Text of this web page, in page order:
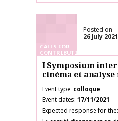
CALLS FOR
CONTRIBUTIONS
Posted on
26 July 2021
I Symposium
cinéma et
Event type colloque
Event dates 17/11/2021
Expected response for the